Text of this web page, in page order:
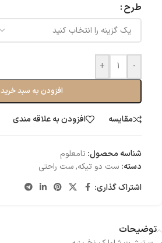
طرح
-
+
افزودن به سبد خرید
مقایسه افزودن به علاقه مندی
شناسه محصول: نامعلوم
دسته: ست دو تیکه,ست راحتی
اشتراک گذاری:
توضیحات